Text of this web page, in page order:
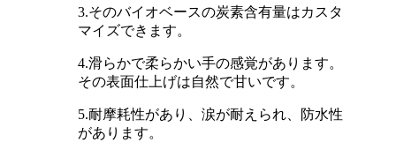
3.そのバイオベースの炭素含有量はカスタ
マイズできます。
4.滑らかで柔らかい手の感覚があります。
その表面仕上げは自然で甘いです。
5.耐摩耗性があり、涙が耐えられ、防水性
があります。